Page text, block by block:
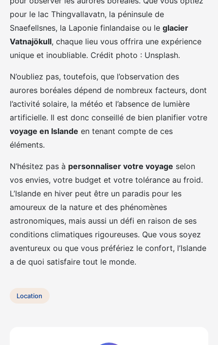
pour le lac Thingvallavatn, la péninsule de
Snaefellsnes, la Laponie finlandaise ou le glacier
Vatnajökull, chaque lieu vous offrira une expérience
unique et inoubliable. Crédit photo : Unsplash.
N’oubliez pas, toutefois, que l’observation des
aurores boréales dépend de nombreux facteurs, dont
l’activité solaire, la météo et l’absence de lumière
artificielle. Il est donc conseillé de bien planifier votre
voyage en Islande en tenant compte de ces
éléments.
N’hésitez pas à personnaliser votre voyage selon
vos envies, votre budget et votre tolérance au froid.
L’Islande en hiver peut être un paradis pour les
amoureux de la nature et des phénomènes
astronomiques, mais aussi un défi en raison de ses
conditions climatiques rigoureuses. Que vous soyez
aventureux ou que vous préfériez le confort, l’Islande
a de quoi satisfaire tout le monde.
Location